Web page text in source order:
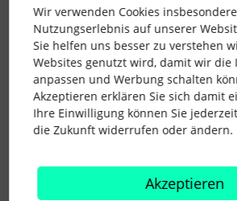
Karriereseite ist deshalb extrem starr.
mutmaßlich davon, dass der Inhalt so
sein soll, dass das “Promoten” direkt an
unterstützt wird.
Vollkommen unausgereift ist
bezüglich des Firmenlogos. Das wird je
Größe wie Kraut und Rüben angezeigt.
(Grafik mit weißer Fläche an bestimmten
haben andere Nachteile. Mit dem
Customization-Zusatz kann man
Wir verwenden Cookies
Nutzungserlebnis auf unserer
Sie helfen uns besser zu verstehen
Websites genutzt wird, damit wir die
anpassen und Werbung schalten
Akzeptieren erklären Sie sich damit
Ihre Einwilligung können Sie
die Zukunft widerrufen oder ändern.
Akzeptieren